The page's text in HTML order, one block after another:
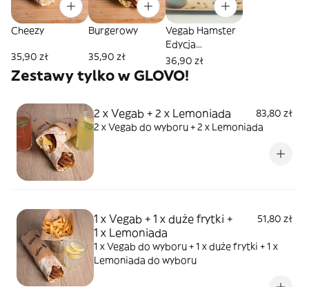
Cheezy
35,90 zł
Burgerowy
35,90 zł
Vegab Hamster
Edycja
Limitowana
36,90 zł
Zestawy tylko w GLOVO!
2 x Vegab + 2 x Lemoniada
83,80 zł
2 x Vegab do wyboru + 2 x Lemoniada
1 x Vegab + 1 x duże frytki +
1 x Lemoniada
51,80 zł
1 x Vegab do wyboru + 1 x duże frytki + 1 x
Lemoniada do wyboru